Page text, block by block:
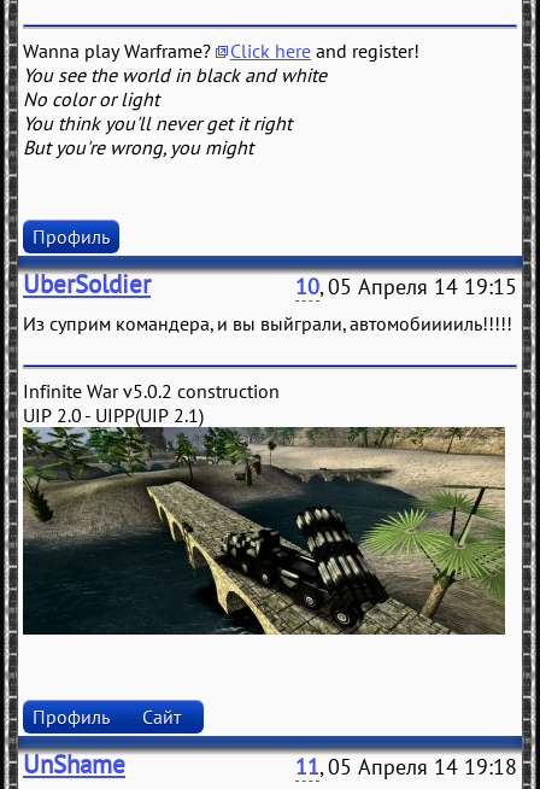
Wanna play Warframe? Click here and register!
You see the world in black and white
No color or light
You think you'll never get it right
But you're wrong, you might
Профиль
UberSoldier 10, 05 Апреля 14 19:15
Из суприм командера, и вы выйграли, автомобииииль!!!!!
Infinite War v5.0.2 construction
UIP 2.0 - UIPP(UIP 2.1)
Профиль Сайт
UnShame 11, 05 Апреля 14 19:18